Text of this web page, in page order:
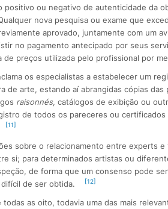
ou negativo de autenticidade da
nova pesquisa ou exame que
aprovado, juntamente com um
no pagamento antecipado por seus
preços utilizada pelo profissional por
os especialistas a estabelecer um
de arte, estando aí abrangidas cópias
raisonnés, catálogos de exibição ou
de todos os pareceres ou
[11]
sobre o relacionamento entre experts
si; para determinados artistas ou
de forma que um consenso pode
de ser obtida. [12]
as oito, todavia uma das mais